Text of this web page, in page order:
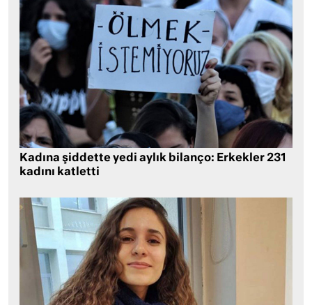
Kadına şiddette yedi aylık bilanço: Erkekler 231
kadını katletti